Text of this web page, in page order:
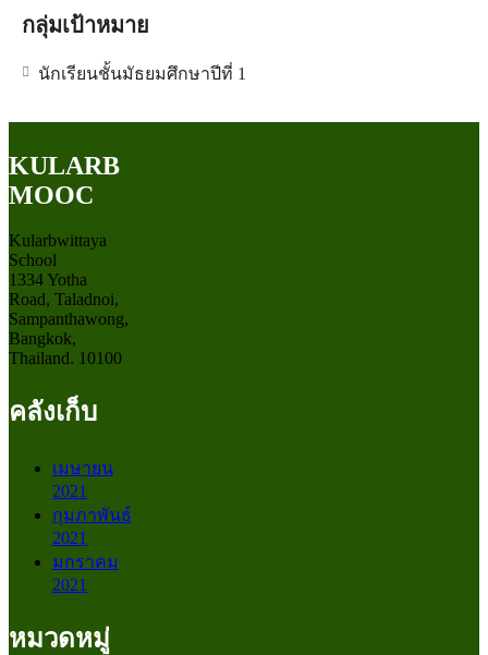
กลุ่มเป้าหมาย
นักเรียนชั้นมัธยมศึกษาปีที่ 1
KULARB
MOOC
Kularbwittaya
School
1334 Yotha
Road, Taladnoi,
Sampanthawong,
Bangkok,
Thailand. 10100
คลังเก็บ
เมษายน
2021
กุมภาพันธ์
2021
มกราคม
2021
หมวดหมู่